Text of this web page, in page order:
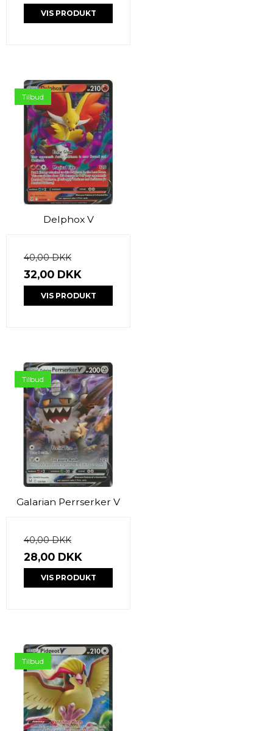
VIS PRODUKT
Tilbud
Delphox V
40,00 DKK
32,00 DKK
VIS PRODUKT
Tilbud
Galarian Perrserker V
40,00 DKK
28,00 DKK
VIS PRODUKT
Tilbud